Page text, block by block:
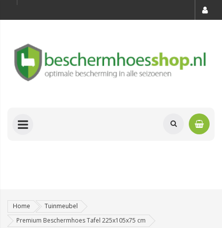
Home
Tuinmeubel
Premium Beschermhoes Tafel 225x105x75 cm